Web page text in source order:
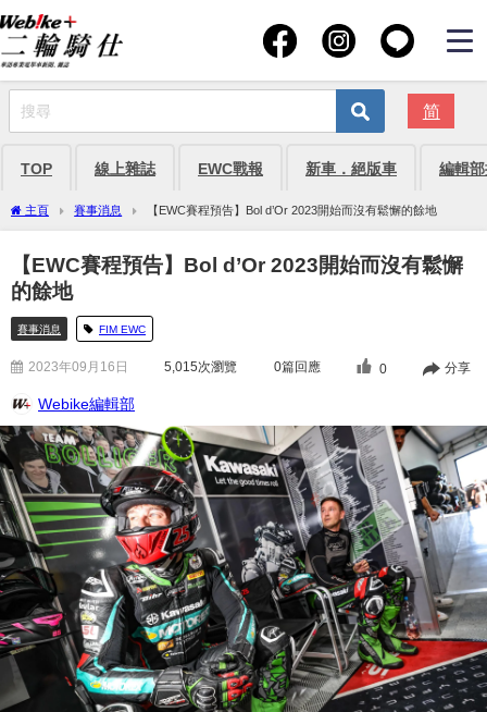
简
TOP 線上雜誌 EWC戰報 新車．絕版車 編輯
主頁 賽事消息 【EWC賽程預告】Bol d’Or 2023開始而沒有鬆懈的餘地
【EWC賽程預告】Bol d’Or 2023開始而沒有鬆懈
的餘地
賽事消息 FIM EWC
2023年09月16日 5,015次瀏覽 0篇回應 0 分享
Webike編輯部